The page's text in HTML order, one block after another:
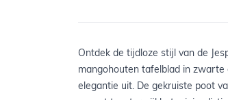
Ontdek de tijdloze stijl van de
mangohouten tafelblad in
elegantie uit. De gekruiste poot